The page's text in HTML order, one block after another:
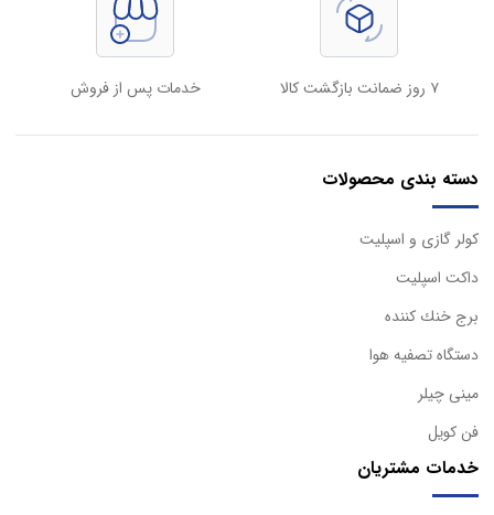
۷ روز ضمانت بازگشت کالا خدمات پس از فروش
دسته بندی محصولات
كولر گازی و اسپليت
داكت اسپليت
برج خنك كننده
دستگاه تصفيه هوا
مینی چیلر
فن کویل
خدمات مشتریان